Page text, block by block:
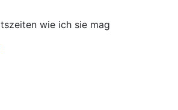
wie ich sie mag